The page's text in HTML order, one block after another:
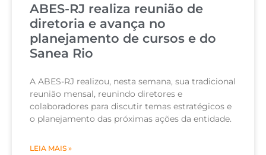
ABES-RJ realiza reunião de
diretoria e avança no
planejamento de cursos e do
Sanea Rio
A ABES-RJ realizou, nesta semana, sua tradicional
reunião mensal, reunindo diretores e
colaboradores para discutir temas estratégicos e
o planejamento das próximas ações da entidade.
LEIA MAIS »